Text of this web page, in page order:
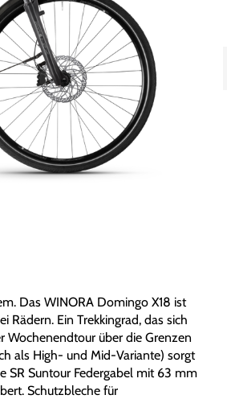
Das WINORA Domingo X18 ist
Rädern. Ein Trekkingrad, das sich
Wochenendtour über die Grenzen
als High- und Mid-Variante) sorgt
SR Suntour Federgabel mit 63 mm
Schutzbleche für